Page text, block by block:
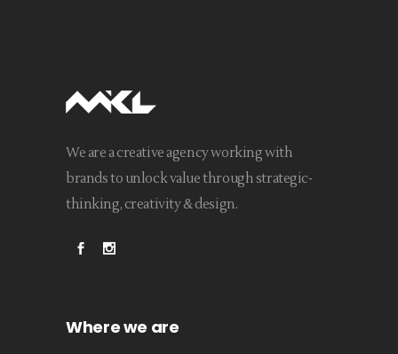
We are a creative agency working with
brands to unlock value through strategic-
thinking, creativity & design.
Where we are